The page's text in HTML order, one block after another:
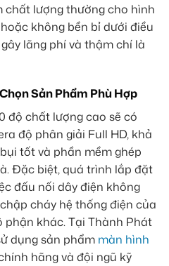
chất lượng thường cho hình
không bền bỉ dưới điều
lãng phí và thậm chí là
Sản Phẩm Phù Hợp
độ chất lượng cao sẽ có
độ phân giải Full HD, khả
tốt và phần mềm ghép
Đặc biệt, quá trình lắp đặt
đấu nối dây điện không
cháy hệ thống điện của
phận khác. Tại Thành Phát
dụng sản phẩm màn hình
hãng và đội ngũ kỹ